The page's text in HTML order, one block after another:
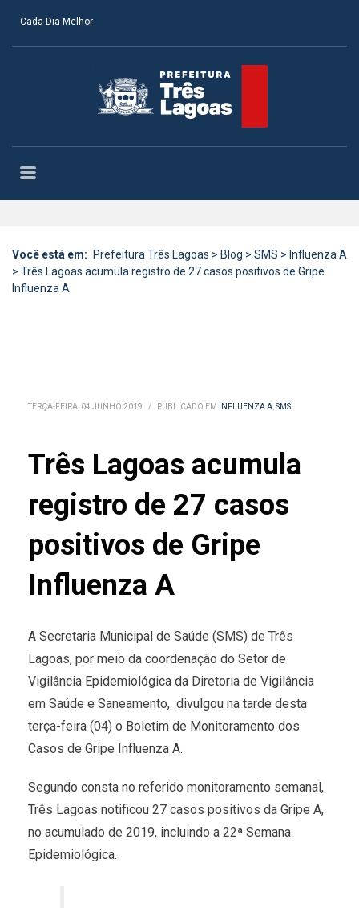
Cada Dia Melhor
Você está em: Prefeitura Três Lagoas > Blog > SMS > Influenza A
> Três Lagoas acumula registro de 27 casos positivos de Gripe
Influenza A
TERÇA-FEIRA, 04 JUNHO 2019 / PUBLICADO EM INFLUENZA A,SMS
Três Lagoas acumula
registro de 27 casos
positivos de Gripe
Influenza A
A Secretaria Municipal de Saúde (SMS) de Três
Lagoas, por meio da coordenação do Setor de
Vigilância Epidemiológica da Diretoria de Vigilância
em Saúde e Saneamento, divulgou na tarde desta
terça-feira (04) o Boletim de Monitoramento dos
Casos de Gripe Influenza A.
Segundo consta no referido monitoramento semanal,
Três Lagoas notificou 27 casos positivos da Gripe A,
no acumulado de 2019, incluindo a 22ª Semana
Epidemiológica.